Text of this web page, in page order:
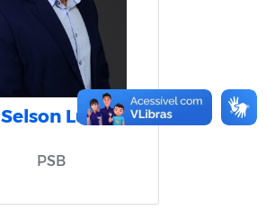
Selson Luis
PSB